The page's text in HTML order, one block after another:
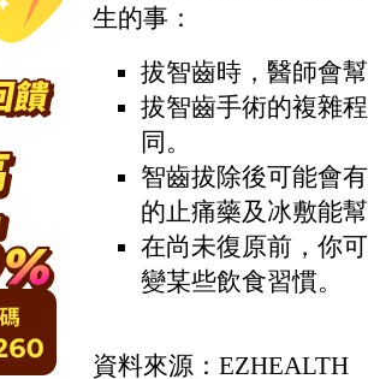
生的事：
拔智齒時，醫師會
拔智齒手術的複雜
同。
智齒拔除後可能會
的止痛藥及冰敷能
在尚未復原前，你
變某些飲食習慣。
資料來源：EZHEALTH